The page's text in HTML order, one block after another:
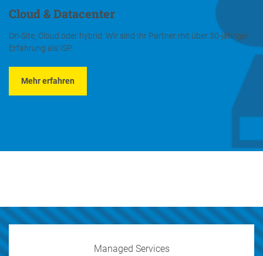
Cloud & Datacenter
On-Site, Cloud oder hybrid: Wir sind Ihr Partner mit über 30-jähriger
Erfahrung als ISP.
Mehr erfahren
Managed Services